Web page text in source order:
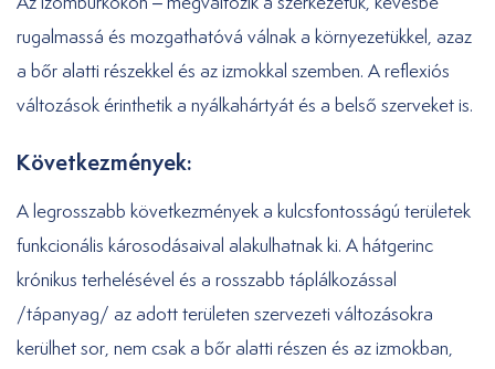
rugalmassá és mozgathatóvá válnak a környezetükkel, azaz
a bőr alatti részekkel és az izmokkal szemben. A reflexiós
változások érinthetik a nyálkahártyát és a belső szerveket is.
Következmények:
A legrosszabb következmények a kulcsfontosságú területek
funkcionális károsodásaival alakulhatnak ki. A hátgerinc
krónikus terhelésével és a rosszabb táplálkozással
/tápanyag/ az adott területen szervezeti változásokra
kerülhet sor, nem csak a bőr alatti részen és az izmokban,